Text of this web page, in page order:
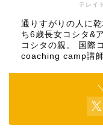
テレイ
通りすがりの人に
ち6歳長女コシタ&
コシタの親。 国際
coaching camp講師